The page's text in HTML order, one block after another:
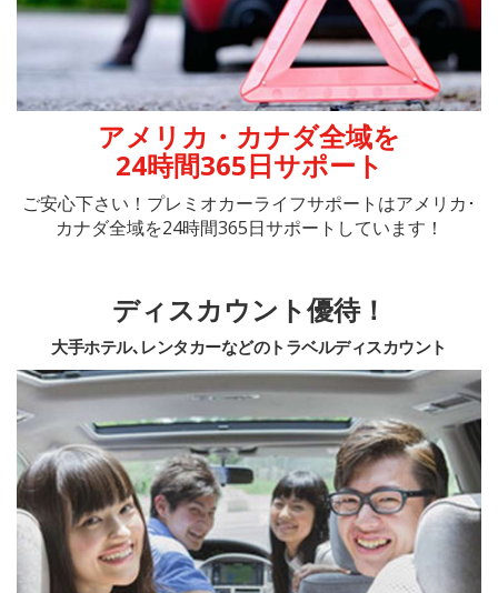
アメリカ・カナダ全域を
24時間365日サポート
ご安心下さい！ プレミオカーライフサポートはアメリカ･
カナダ全域を24時間365日サポートしています！
ディスカウント優待！
大手ホテル､レンタカーなどのトラベルディスカウント